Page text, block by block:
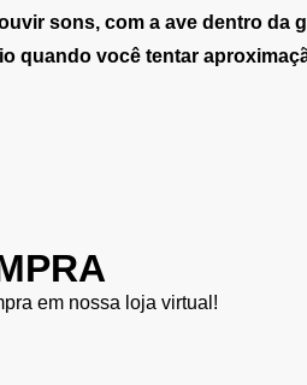
sons, com a ave dentro da
quando você tentar
em nossa loja virtual!